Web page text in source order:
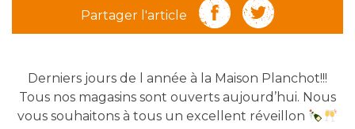
Partager l'article
Derniers jours de l année à la Maison Planchot!!!
Tous nos magasins sont ouverts aujourd’hui. Nous
vous souhaitons à tous un excellent réveillon